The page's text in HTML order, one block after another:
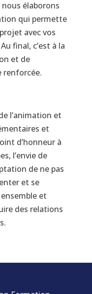
élaborons
qui permette
avec vos
final, c’est à la
et de
renforcée.
l’animation et
et
d’honneur à
l’envie de
de ne pas
et se
et
des relations